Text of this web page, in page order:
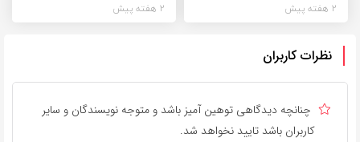
2 هفته پیش 2 هفته پیش
نظرات کاربران
چنانچه دیدگاهی توهین آمیز باشد و متوجه نویسندگان و سایر
کاربران باشد تایید نخواهد شد.